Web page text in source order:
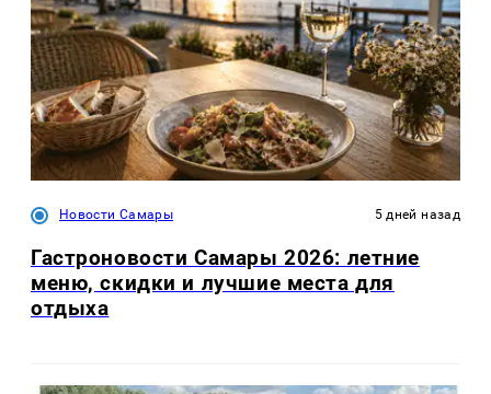
Новости Самары 5 дней назад
Гастроновости Самары 2026: летние
меню, скидки и лучшие места для
отдыха